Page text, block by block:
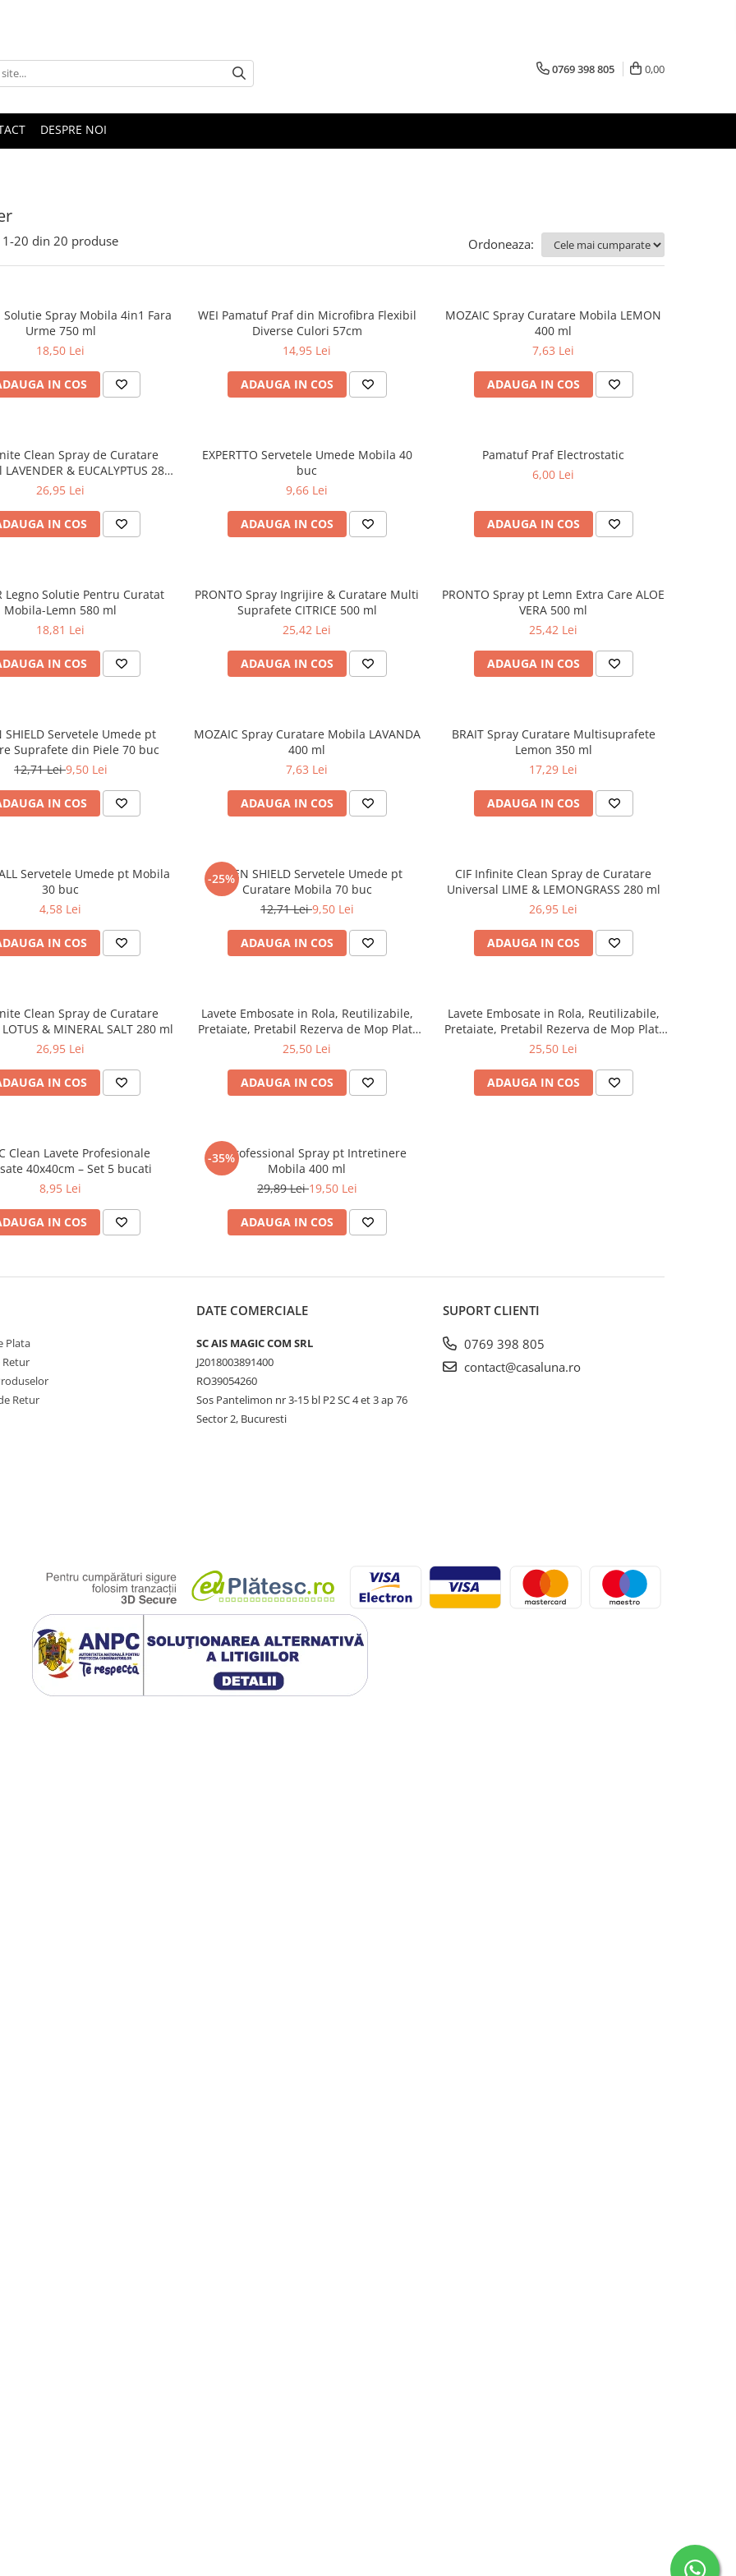
0769 398 805 0,00
DESPRE NOI
1-20 din 20 produse Ordoneaza:
Solutie Spray Mobila 4in1 Fara
Urme 750 ml
18,50 Lei
IN COS
WEI Pamatuf Praf din Microfibra Flexibil
Diverse Culori 57cm
14,95 Lei
ADAUGA IN COS
MOZAIC Spray Curatare Mobila LEMON
400 ml
7,63 Lei
ADAUGA IN COS
Clean Spray de Curatare
& EUCALYPTUS 280
ml
26,95 Lei
IN COS
EXPERTTO Servetele Umede Mobila 40
buc
9,66 Lei
ADAUGA IN COS
Pamatuf Praf Electrostatic
6,00 Lei
ADAUGA IN COS
Legno Solutie Pentru Curatat
Mobila-Lemn 580 ml
18,81 Lei
IN COS
PRONTO Spray Ingrijire & Curatare Multi
Suprafete CITRICE 500 ml
25,42 Lei
ADAUGA IN COS
PRONTO Spray pt Lemn Extra Care ALOE
VERA 500 ml
25,42 Lei
ADAUGA IN COS
SHIELD Servetele Umede pt
Suprafete din Piele 70 buc
12,71 Lei9,50 Lei
IN COS
MOZAIC Spray Curatare Mobila LAVANDA
400 ml
7,63 Lei
ADAUGA IN COS
BRAIT Spray Curatare Multisuprafete
Lemon 350 ml
17,29 Lei
ADAUGA IN COS
Servetele Umede pt Mobila
30 buc
4,58 Lei
IN COS
-25%
GREEN SHIELD Servetele Umede pt
Curatare Mobila 70 buc
12,71 Lei9,50 Lei
ADAUGA IN COS
CIF Infinite Clean Spray de Curatare
Universal LIME & LEMONGRASS 280 ml
26,95 Lei
ADAUGA IN COS
Clean Spray de Curatare
& MINERAL SALT 280 ml
26,95 Lei
IN COS
Lavete Embosate in Rola, Reutilizabile,
Pretaiate, Pretabil Rezerva de Mop Plat,
Alastre 20x30cm, 75 buc/Rola
25,50 Lei
ADAUGA IN COS
Lavete Embosate in Rola, Reutilizabile,
Pretaiate, Pretabil Rezerva de Mop Plat,
Albe 20x30cm, 75 buc/Rola
25,50 Lei
ADAUGA IN COS
Clean Lavete Profesionale
40x40cm – Set 5 bucati
8,95 Lei
IN COS
-35%
CIF Professional Spray pt Intretinere
Mobila 400 ml
29,89 Lei19,50 Lei
ADAUGA IN COS
Plata
Retur
Retur
DATE COMERCIALE
SC AIS MAGIC COM SRL
J2018003891400
RO39054260
Sos Pantelimon nr 3-15 bl P2 SC 4 et 3 ap 76
Sector 2, Bucuresti
SUPORT CLIENTI
0769 398 805
contact@casaluna.ro